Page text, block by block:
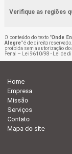
Verifique as regiões
O conteúdo do texto "Onde
Alegre" é de direito
proibida sem a autorização
Penal –
Lei 9610/98 - Lei de
Home
Empresa
Missão
Serviços
Contato
Mapa do site